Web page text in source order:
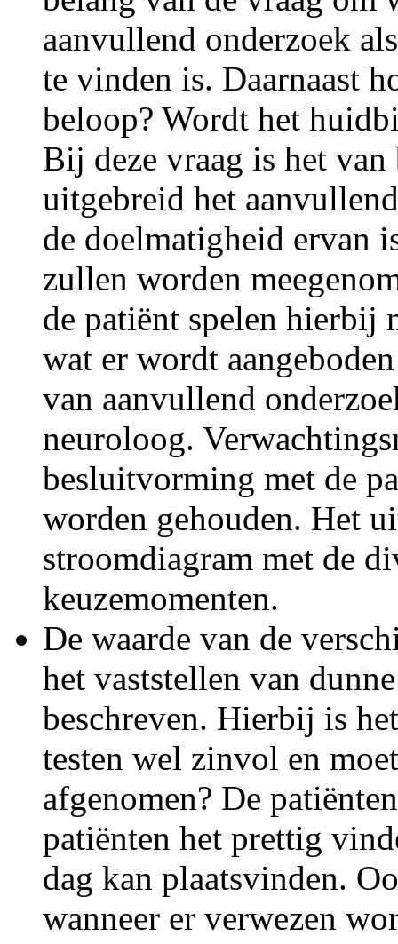
aanvullend onderzoek
te vinden is. Daarnaast
beloop? Wordt het
Bij deze vraag is het
uitgebreid het
de doelmatigheid ervan
zullen worden
de patiënt spelen hierbij
wat er wordt
van aanvullend
neuroloog.
besluitvorming met de
worden gehouden. Het
stroomdiagram met de
keuzemomenten.
De waarde van de
het vaststellen van
beschreven. Hierbij is
testen wel zinvol en
afgenomen? De
patiënten het prettig
dag kan plaatsvinden.
wanneer er verwezen